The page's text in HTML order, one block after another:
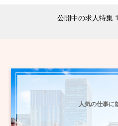
公開中の求人特集
人気の仕事に